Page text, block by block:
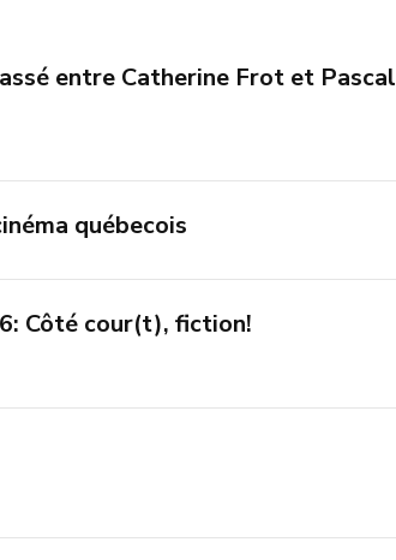
entre Catherine Frot et Pascal
québecois
Côté cour(t), fiction!